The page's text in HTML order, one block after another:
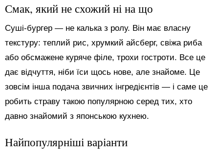
Смак, який не схожий ні на що
Суші-бургер — не калька з ролу. Він має власну
текстуру: теплий рис, хрумкий айсберг, свіжа риба
або обсмажене куряче філе, трохи гостроти. Все це
дає відчуття, ніби їси щось нове, але знайоме. Це
зовсім інша подача звичних інгредієнтів — і саме це
робить страву такою популярною серед тих, хто
давно знайомий з японською кухнею.
Найпопулярніші варіанти